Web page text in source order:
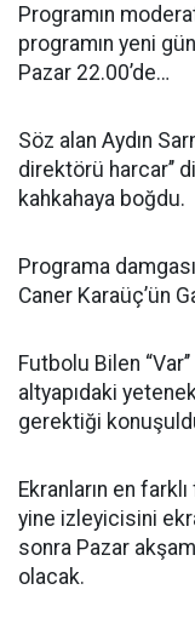
Programın
programın yeni
Pazar 22.00’de…
Söz alan Aydın
direktörü harcar’’
kahkahaya boğdu.
Programa
Caner Karaüç’ün
Futbolu Bilen
altyapıdaki
gerektiği
Ekranların en
yine izleyicisini
sonra Pazar
olacak.